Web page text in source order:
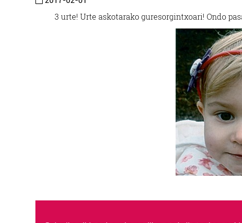
3 urte! Urte askotarako guresorgintxoari! Ondo